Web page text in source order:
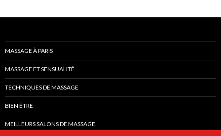
MASSAGE À PARIS
MASSAGE ET SENSUALITÉ
TECHNIQUES DE MASSAGE
BIEN ÊTRE
MEILLEURS SALONS DE MASSAGE